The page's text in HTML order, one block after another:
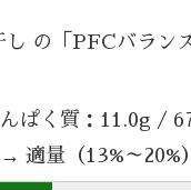
の「PFCバラン
ぱく質：11.0g /
適量（13%～20%）